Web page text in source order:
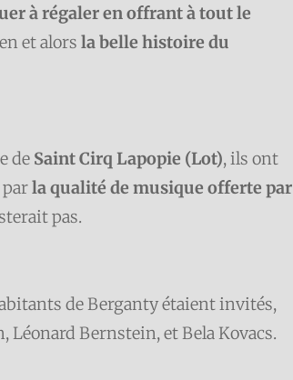
à régaler en offrant à tout le
et alors la belle histoire du
de Saint Cirq Lapopie (Lot), ils ont
la qualité de musique offerte par
pas.
de Berganty étaient invités,
Bernstein, et Bela Kovacs.